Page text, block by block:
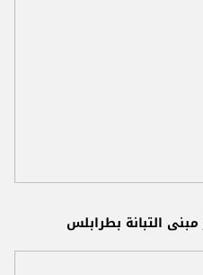
مبنى التبانة بطرابلس